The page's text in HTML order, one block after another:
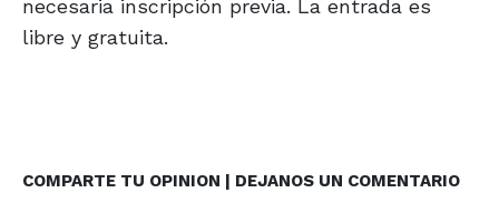
necesaria inscripción previa. La entrada es
libre y gratuita.
COMPARTE TU OPINION | DEJANOS UN COMENTARIO